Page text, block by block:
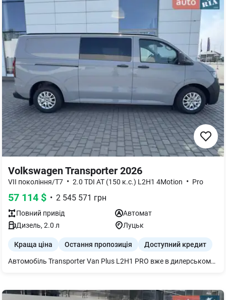
Volkswagen Transporter 2026
VII покоління/T7 • 2.0 TDI AT (150 к.с.) L2H1 4Motion • Pro
57 114 $ • 2 545 571 грн
Повний привід
Автомат
Дизель, 2.0 л Луцьк
Краща ціна Остання пропозиція Доступний кредит
Автомобіль Transporter Van Plus L2H1 PRO вже в дилерському центрі. Авто укомплектоване додатковим обладнанням з заводу: -Кермо багатофункціональне триспицеве, шкіряна оббивка, підігрів; - Рейлінги на даху; - Центральний замок із системою безключового доступу та системою безключового запуску двигуна Keyless, без функції SAFELOCK; - Скло вітрове ламіноване, теплоізоляційне із підігрівом; - Ящик для рукавичок, що замикається на ключ; - Покриття підлоги пластикове у вантажному відділенні із високими боковими краями; - Дзеркала зовнішні з електроскладанням, електрорегулюванням та обігрівом; - Дві розетки 12 В (1 - у кабіні на центр. консолі, 1 - у вантажному відсіку на D-стойці внизу, справа ззаду) ; - Головне світло: cвітлодіодні лампи (ближне/дальне світло) зі світлодіодними денними ходовими вогнями і окремими діодами для поганих дорожніх умов із поворотним світлом; - Освітлення вантажного відсіку LED покращене (2 точки), 2 додаткові точки освітлення інтегровані у двостулкові задні двері; - Диски колісні алюмінієві "Montreal" 6.5J x 16, срібні ; - Двері зсувні вантажного відсіку із електродоводчиком, праворуч; - Система кліматична у кабіні водія (1-нний клімат контроль); - Пакет асистентів допомоги водію "Plus": - Камера заднього огляду ; - Датчики парктроніку попереду і позаду; - Вікна темнотоновані у пасажирському салоні (Privacy); - Сидіння пасажирське 2-місне праворуч, із системою завантаження довгих вантажів (лючок у основі перегородки) та відкидним столиком; - регулювання сидіння водія (6 поз.); - підігрів сидінь у кабіні ліворуч та праворуч (регулюється окремо); - підлокітники для сидіння водія; - підголовники, що регулюються за нахилом та висотою (4 поз.); - опора для попереку (рег.вручну) для сидіння водія; - оббивка сидінь тканина Striped fabric .